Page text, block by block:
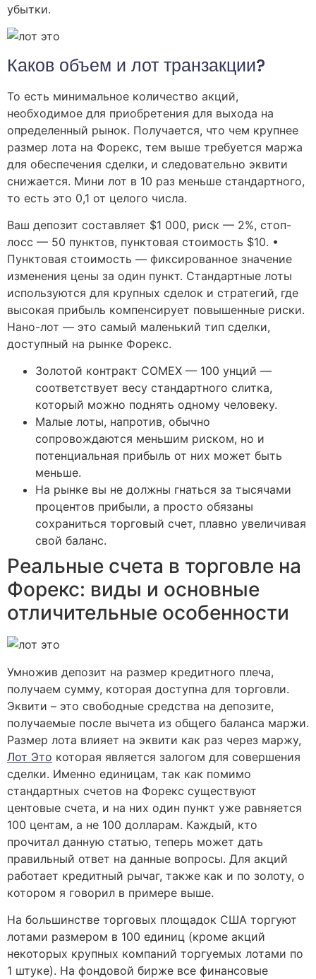
убытки.
Каков объем и лот транзакции?
То есть минимальное количество акций,
необходимое для приобретения для выхода на
определенный рынок. Получается, что чем крупнее
размер лота на Форекс, тем выше требуется маржа
для обеспечения сделки, и следовательно эквити
снижается. Мини лот в 10 раз меньше стандартного,
то есть это 0,1 от целого числа.
Ваш депозит составляет $1 000, риск — 2%, стоп-
лосс — 50 пунктов, пунктовая стоимость $10. •
Пунктовая стоимость — фиксированное значение
изменения цены за один пункт. Стандартные лоты
используются для крупных сделок и стратегий, где
высокая прибыль компенсирует повышенные риски.
Нано-лот — это самый маленький тип сделки,
доступный на рынке Форекс.
Золотой контракт COMEX — 100 унций —
соответствует весу стандартного слитка,
который можно поднять одному человеку.
Малые лоты, напротив, обычно
сопровождаются меньшим риском, но и
потенциальная прибыль от них может быть
меньше.
На рынке вы не должны гнаться за тысячами
процентов прибыли, а просто обязаны
сохраниться торговый счет, плавно увеличивая
свой баланс.
Реальные счета в торговле на
Форекс: виды и основные
отличительные особенности
Умножив депозит на размер кредитного плеча,
получаем сумму, которая доступна для торговли.
Эквити – это свободные средства на депозите,
получаемые после вычета из общего баланса маржи.
Размер лота влияет на эквити как раз через маржу,
Лот Это которая является залогом для совершения
сделки. Именно единицам, так как помимо
стандартных счетов на Форекс существуют
центовые счета, и на них один пункт уже равняется
100 центам, а не 100 долларам. Каждый, кто
прочитал данную статью, теперь может дать
правильный ответ на данные вопросы. Для акций
работает кредитный рычаг, также как и по золоту, о
котором я говорил в примере выше.
На большинстве торговых площадок США торгуют
лотами размером в 100 единиц (кроме акций
некоторых крупных компаний торгуемых лотами по
1 штуке). На фондовой бирже все финансовые